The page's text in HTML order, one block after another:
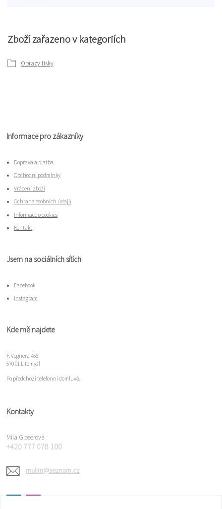
Zboží zařazeno v kategoriích
Obrazy tisky
Informace pro zákazníky
Doprava a platba
Obchodní podmínky
Vrácení zboží
Ochrana osobních údajů
Informace o cookies
Kontakt
Jsem na sociálních sítích
Facebook
Instagram
Kde mě najdete
F. Vognera 456
570 01 Litomyšl
Po předchozí telefonní domluvě.
Kontakty
Míla Gloserová
+420 777 078 100
mulim@seznam.cz